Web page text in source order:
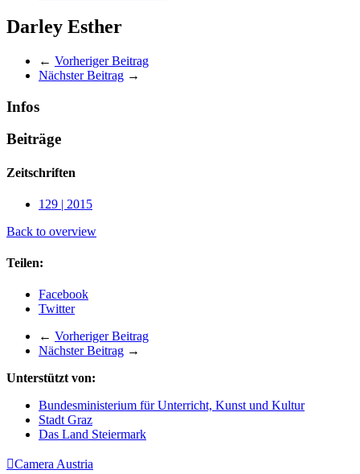
Darley Esther
← Vorheriger Beitrag
Nächster Beitrag →
Infos
Beiträge
Zeitschriften
129 | 2015
Back to overview
Teilen:
Facebook
Twitter
← Vorheriger Beitrag
Nächster Beitrag →
Unterstützt von:
Bundesministerium für Unterricht, Kunst und Kultur
Stadt Graz
Das Land Steiermark
Camera Austria